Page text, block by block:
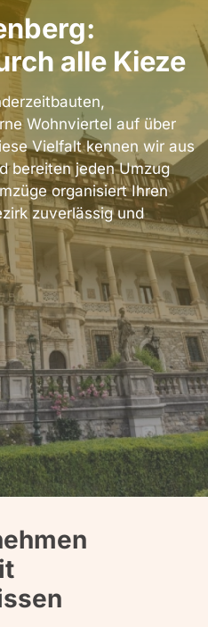
alle Kieze
Wohnviertel auf über
Vielfalt kennen wir aus
bereiten jeden Umzug
organisiert Ihren
zuverlässig und